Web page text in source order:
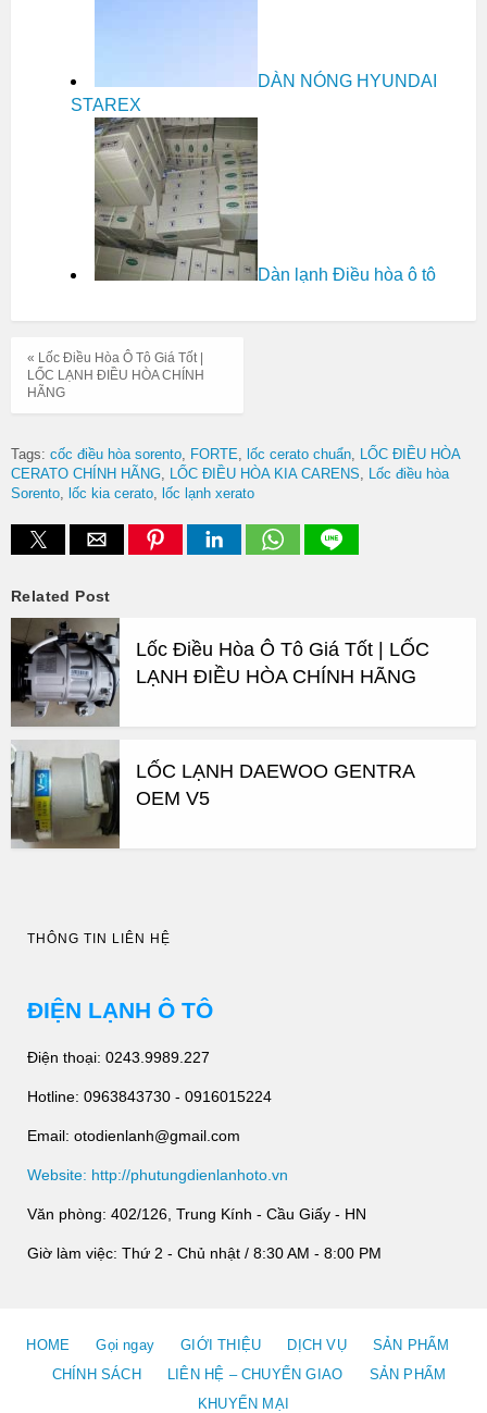
DÀN NÓNG HYUNDAI
STAREX
Dàn lạnh Điều hòa ô tô
« Lốc Điều Hòa Ô Tô Giá Tốt |
LỐC LẠNH ĐIỀU HÒA CHÍNH
HÃNG
Tags: cốc điều hòa sorento FORTE lốc cerato chuẩn
LỐC ĐIỀU HÒA
CERATO CHÍNH HÃNG
LỐC ĐIỀU HÒA KIA CARENS
Lốc điều hòa
Sorento
lốc kia cerato lốc lạnh xerato
Related Post
Lốc Điều Hòa Ô Tô Giá Tốt | LỐC
LẠNH ĐIỀU HÒA CHÍNH HÃNG
LỐC LẠNH DAEWOO GENTRA
OEM V5
THÔNG TIN LIÊN HỆ
ĐIỆN LẠNH Ô TÔ
Điện thoại: 0243.9989.227
Hotline: 0963843730 - 0916015224
Email: otodienlanh@gmail.com
Website: http://phutungdienlanhoto.vn
Văn phòng: 402/126, Trung Kính - Cầu Giấy - HN
Giờ làm việc: Thứ 2 - Chủ nhật / 8:30 AM - 8:00 PM
HOME Gọi ngay GIỚI THIỆU DỊCH VỤ
SẢN PHẨM
CHÍNH SÁCH
LIÊN HỆ – CHUYỂN GIAO
SẢN PHẨM
KHUYẾN MẠI